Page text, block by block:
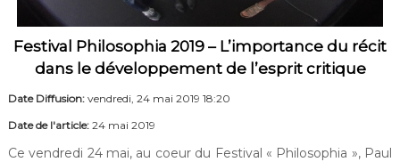
Festival Philosophia 2019 – L’importance du récit
dans le développement de l’esprit critique
Date Diffusion:vendredi, 24 mai 2019 18:20
Date de l'article:24 mai 2019
Ce vendredi 24 mai, au coeur du Festival « Philosophia », Paul